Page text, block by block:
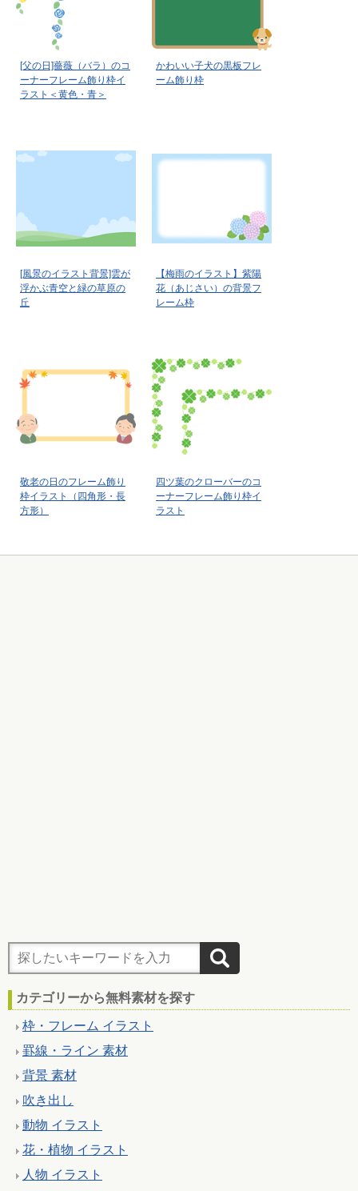
[父の日]薔薇（バラ）のコ
ーナーフレーム飾り枠イ
ラスト＜黄色・青＞
かわいい子犬の黒板フレ
ーム飾り枠
[風景のイラスト背景]雲が
浮かぶ青空と緑の草原の
丘
【梅雨のイラスト】紫陽
花（あじさい）の背景フ
レーム枠
敬老の日のフレーム飾り
枠イラスト（四角形・長
方形）
四ツ葉のクローバーのコ
ーナーフレーム飾り枠イ
ラスト
カテゴリーから無料素材を探す
枠・フレーム イラスト
罫線・ライン 素材
背景 素材
吹き出し
動物 イラスト
花・植物 イラスト
人物 イラスト